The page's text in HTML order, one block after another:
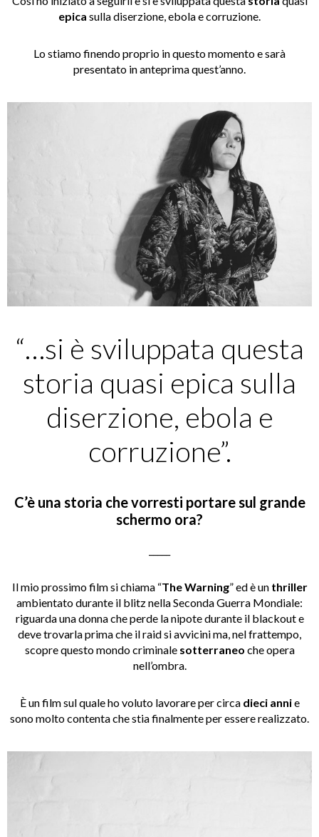
epica sulla diserzione, ebola e corruzione.
Lo stiamo finendo proprio in questo momento e sarà
presentato in anteprima quest’anno.
“…si è sviluppata questa
storia quasi epica sulla
diserzione, ebola e
corruzione”.
C’è una storia che vorresti portare sul grande
schermo ora?
Il mio prossimo film si chiama “The Warning” ed è un thriller
ambientato durante il blitz nella Seconda Guerra Mondiale:
riguarda una donna che perde la nipote durante il blackout e
deve trovarla prima che il raid si avvicini ma, nel frattempo,
scopre questo mondo criminale sotterraneo che opera
nell’ombra.
È un film sul quale ho voluto lavorare per circa dieci annie
sono molto contenta che stia finalmente per essere realizzato.